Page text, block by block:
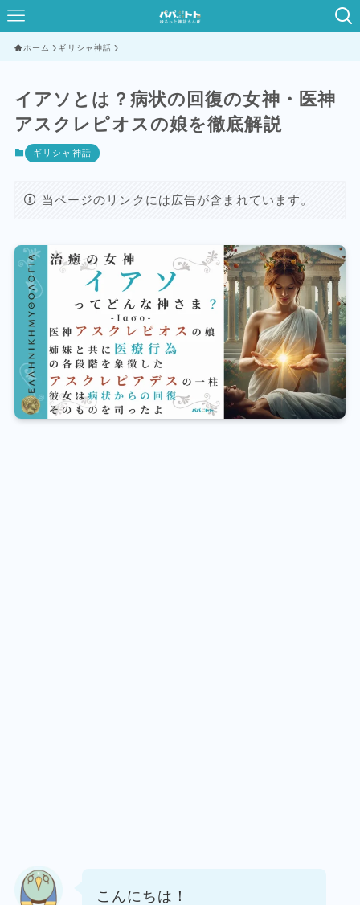
ホーム ギリシャ神話
イアソとは？病状の回復の女神・医神
アスクレピオスの娘を徹底解説
ギリシャ神話
当ページのリンクには広告が含まれています。
こんにちは！